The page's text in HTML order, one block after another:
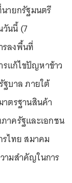
ายกรัฐมนตรี
วันนี้ (7
รลงพื้นที่
รแก้ไขปัญหาข้าว
ฐบาล ภายใต้
าตรฐานสินค้า
าครัฐและเอกชน
ไทย สมาคม
ามสำคัญในการ